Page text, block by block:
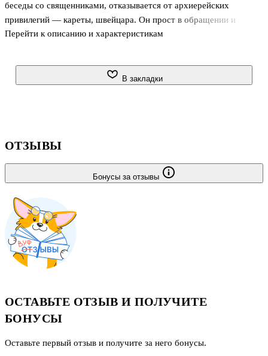
беседы со священниками, отказывается от архиерейских
привилегий — кареты, швейцара. Он прост в обращении и
принимает искреннее участие в жизни своих чад.
поддержала многих людей, помогла им обрести смысл жизни и
Перейти к описанию и характеристикам
В закладки
ОТЗЫВЫ
Бонусы за отзывы
ОСТАВЬТЕ ОТЗЫВ И ПОЛУЧИТЕ
БОНУСЫ
Оставьте первый отзыв и получите за него бонусы.